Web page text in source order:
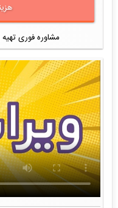
مشاوره فوری تهیه